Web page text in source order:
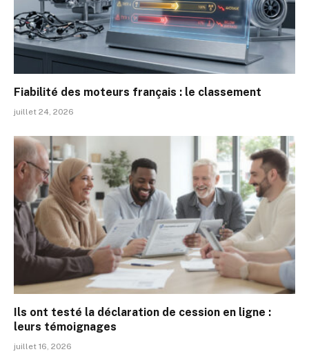
Fiabilité des moteurs français : le classement
juillet 24, 2026
Ils ont testé la déclaration de cession en ligne :
leurs témoignages
juillet 16, 2026